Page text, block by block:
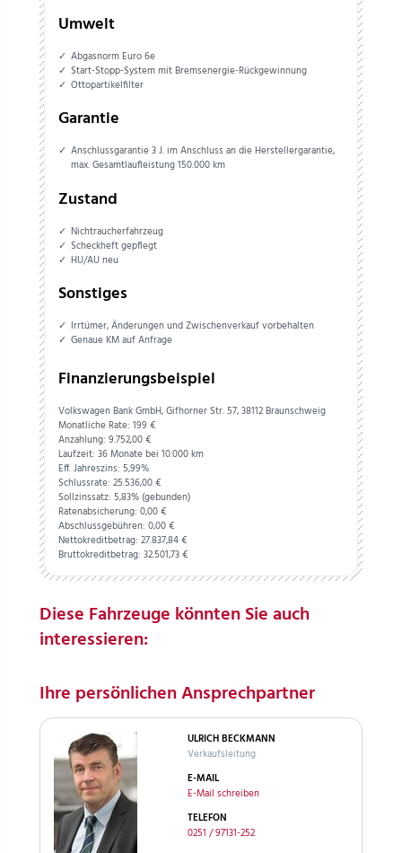
Umwelt
Abgasnorm Euro 6e
Start-Stopp-System mit Bremsenergie-Rückgewinnung
Ottopartikelfilter
Garantie
Anschlussgarantie 3 J. im Anschluss an die Herstellergarantie,
max. Gesamtlaufleistung 150.000 km
Zustand
Nichtraucherfahrzeug
Scheckheft gepflegt
HU/AU neu
Sonstiges
Irrtümer, Änderungen und Zwischenverkauf vorbehalten
Genaue KM auf Anfrage
Finanzierungsbeispiel
Volkswagen Bank GmbH, Gifhorner Str. 57, 38112 Braunschweig
Monatliche Rate: 199 €
Anzahlung: 9.752,00€
Laufzeit: 36 Monate bei 10.000 km
Eff. Jahreszins: 5,99%
Schlussrate: 25.536,00€
Sollzinssatz: 5,83% (gebunden)
Ratenabsicherung: 0,00€
Abschlussgebühren: 0,00€
Nettokreditbetrag: 27.837,84€
Bruttokreditbetrag: 32.501,73€
Diese Fahrzeuge könnten Sie auch
interessieren:
Ihre persönlichen Ansprechpartner
ULRICH BECKMANN
Verkaufsleitung
E-MAIL
E-Mail schreiben
TELEFON
0251 / 97131-252